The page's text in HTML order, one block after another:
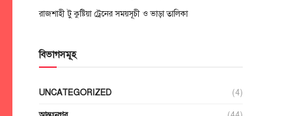
রাজশাহী টু কুষ্টিয়া ট্রেনের সময়সূচী ও ভাড়া তালিকা
বিভাগসমূহ
UNCATEGORIZED (4)